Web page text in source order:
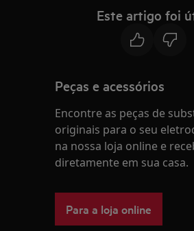
Este artigo foi
Peças e acessórios
Encontre as peças de
originais para o seu
na nossa loja online e
diretamente em sua casa.
Para a loja online